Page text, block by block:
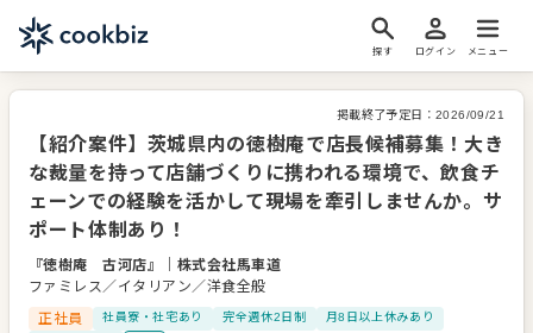
探す ログイン メニュー
掲載終了予定日： 2026/09/21
【紹介案件】茨城県内の徳樹庵で店長候補募集！大き
な裁量を持って店舗づくりに携われる環境で、飲食チ
ェーンでの経験を活かして現場を牽引しませんか。サ
ポート体制あり！
『徳樹庵 古河店』
株式会社馬車道
ファミレス／イタリアン／洋食全般
正社員
社員寮・社宅あり 完全週休2日制
月8日以上休みあり